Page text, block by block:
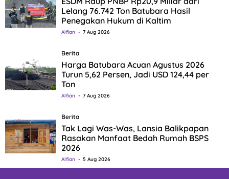
Lelang 76.742 Ton Batubara Hasil
Penegakan Hukum di Kaltim
Alfian 7 Aug 2026
Berita
Harga Batubara Acuan Agustus 2026
Turun 5,62 Persen, Jadi USD 124,44 per
Ton
Alfian 7 Aug 2026
Berita
Tak Lagi Was-Was, Lansia Balikpapan
Rasakan Manfaat Bedah Rumah BSPS
2026
Alfian 5 Aug 2026